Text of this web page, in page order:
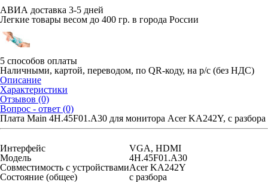
АВИА доставка 3-5 дней
Легкие товары весом до 400 гр. в города России
5 способов оплаты
Наличными, картой, переводом, по QR-коду, на р/с (без НДС)
Описание
Характеристики
Отзывов (0)
Вопрос - ответ (0)
Плата Main 4H.45F01.A30 для монитора Acer KA242Y, с разбора
Интерфейс
VGA, HDMI
Модель
4H.45F01.A30
Совместимость с устройствамиAcer KA242Y
Состояние (общее)
с разбора